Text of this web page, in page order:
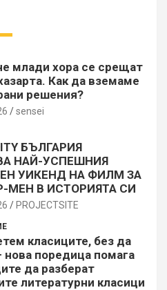
млади хора се срещат
Как да вземаме
решения?
sensei
БЪЛГАРИЯ
НАЙ-УСПЕШНИЯ
УИКЕНД НА ФИЛМ ЗА
МЕН В ИСТОРИЯТА СИ
PROJECTSITЕ
класиците, без да
нова поредица помага
да разберат
литературни класици